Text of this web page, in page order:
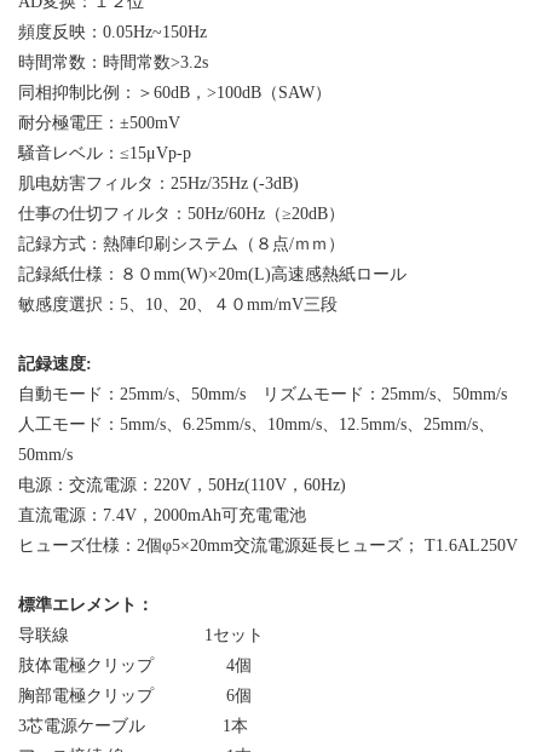
頻度反映：0.05Hz~150Hz
時間常数：時間常数>3.2s
同相抑制比例：＞60dB，>100dB（SAW）
耐分極電圧：±500mV
騒音レベル：≤15μVp-p
肌电妨害フィルタ： 25Hz/35Hz (-3dB)
仕事の仕切フィルタ：50Hz/60Hz（≥20dB）
記録方式：熱陣印刷システム（８点/ｍｍ）
記録紙仕様：８０mm(W)×20m(L)高速感熱紙ロール
敏感度選択：5、10、20、４０mm/mV三段
記録速度:
自動モード： 25mm/s、50mm/s リズムモード ： 25mm/s、50mm/s
人工モード： 5mm/s、6.25mm/s、10mm/s、12.5mm/s、25mm/s、
50mm/s
电源： 交流電源：220V，50Hz(110V，60Hz)
直流電源：7.4V，2000mAh可充電電池
ヒューズ仕様：2個φ5×20mm交流電源延長ヒューズ； T1.6AL250V
標準エレメント：
导联線
1 セット
肢体電極クリップ
4個
胸部電極クリップ
6個
3芯電源ケーブル
1 本